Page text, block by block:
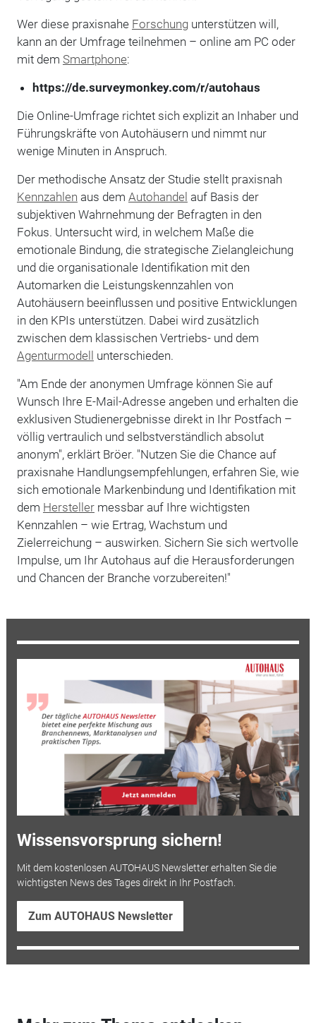
Wer diese praxisnahe Forschungunterstützen will,
kann an der Umfrage teilnehmen – online am PC oder
mit dem Smartphone:
https://de.surveymonkey.com/r/autohaus
Die Online-Umfrage richtet sich explizit an Inhaber und
Führungskräfte von Autohäusern und nimmt nur
wenige Minuten in Anspruch.
Der methodische Ansatz der Studie stellt praxisnah
Kennzahlen aus dem Autohandel auf Basis der
subjektiven Wahrnehmung der Befragten in den
Fokus. Untersucht wird, in welchem Maße die
emotionale Bindung, die strategische Zielangleichung
und die organisationale Identifikation mit den
Automarken die Leistungskennzahlen von
Autohäusern beeinflussen und positive Entwicklungen
in den KPIs unterstützen. Dabei wird zusätzlich
zwischen dem klassischen Vertriebs- und dem
Agenturmodell unterschieden.
"Am Ende der anonymen Umfrage können Sie auf
Wunsch Ihre E-Mail-Adresse angeben und erhalten die
exklusiven Studienergebnisse direkt in Ihr Postfach –
völlig vertraulich und selbstverständlich absolut
anonym", erklärt Bröer. "Nutzen Sie die Chance auf
praxisnahe Handlungsempfehlungen, erfahren Sie, wie
sich emotionale Markenbindung und Identifikation mit
dem Herstellermessbar auf Ihre wichtigsten
Kennzahlen – wie Ertrag, Wachstum und
Zielerreichung – auswirken. Sichern Sie sich wertvolle
Impulse, um Ihr Autohaus auf die Herausforderungen
und Chancen der Branche vorzubereiten!"
Wissensvorsprung sichern!
Mit dem kostenlosen AUTOHAUS Newsletter erhalten Sie die
wichtigsten News des Tages direkt in Ihr Postfach.
Zum AUTOHAUS Newsletter